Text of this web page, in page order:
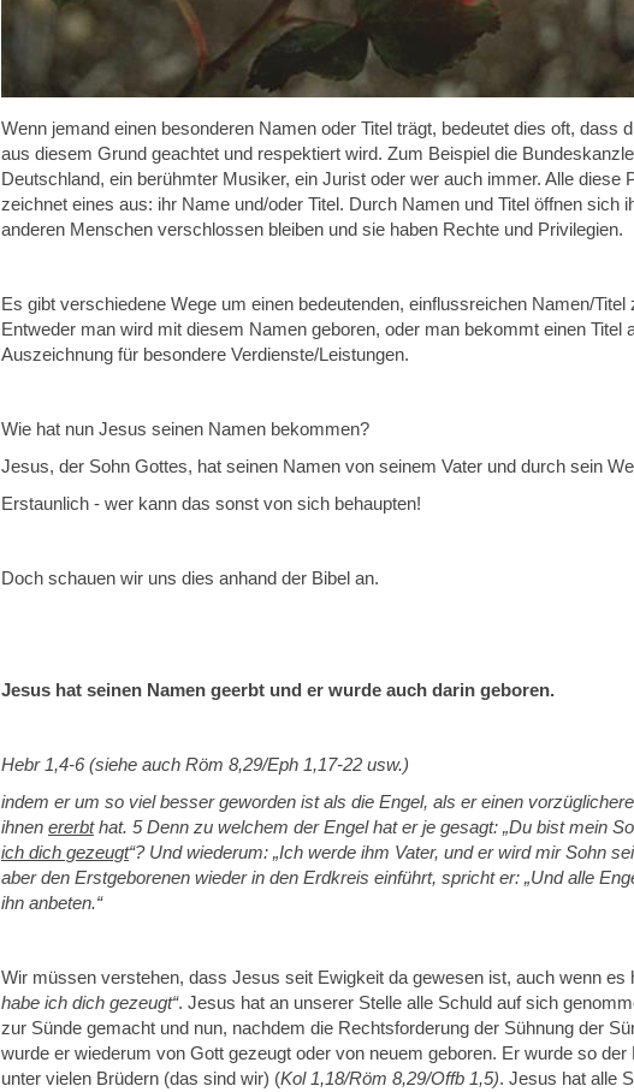
Wenn jemand einen besonderen Namen oder Titel trägt, bedeutet dies oft, dass
aus diesem Grund geachtet und respektiert wird. Zum Beispiel die
Deutschland, ein berühmter Musiker, ein Jurist oder wer auch immer. Alle diese
zeichnet eines aus: ihr Name und/oder Titel. Durch Namen und Titel öffnen sich
anderen Menschen verschlossen bleiben und sie haben Rechte und Privilegien.
Es gibt verschiedene Wege um einen bedeutenden, einflussreichen Namen/Titel
Entweder man wird mit diesem Namen geboren, oder man bekommt einen Titel
Auszeichnung für besondere Verdienste/Leistungen.
Wie hat nun Jesus seinen Namen bekommen?
Jesus, der Sohn Gottes, hat seinen Namen von seinem Vater und durch sein
Erstaunlich - wer kann das sonst von sich behaupten!
Doch schauen wir uns dies anhand der Bibel an.
Jesus hat seinen Namen geerbt und er wurde auch darin geboren.
Hebr 1,4-6 (siehe auch Röm 8,29/Eph 1,17-22 usw.)
indem er um so viel besser geworden ist als die Engel, als er einen
ihnen ererbthat. 5 Denn zu welchem der Engel hat er je gesagt: „Du bist mein
ich dich gezeugt“? Und wiederum: „Ich werde ihm Vater, underwird mir Sohn
aber den Erstgeborenen wieder in den Erdkreis einführt, spricht er: „Und alle
ihn anbeten.“
Wir müssen verstehen, dass Jesus seit Ewigkeit da gewesen ist, auch wenn es
habe ich dich gezeugt“. Jesus hat an unserer Stelle alle Schuld auf sich
zur Sünde gemacht und nun, nachdem die Rechtsforderung der Sühnung der
wurde er wiederum von Gott gezeugt oder von neuem geboren. Er wurde so der
unter vielen Brüdern (das sind wir) (Kol 1,18/Röm 8,29/Offb 1,5). Jesus hat alle